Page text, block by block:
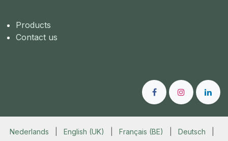
Products
Contact us
Nederlands English (UK) Français (BE) Deutsch